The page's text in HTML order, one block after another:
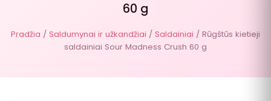
60 g
Pradžia / Saldumynai ir užkandžiai / Saldainiai / Rūgštūs kietieji
saldainiai Sour Madness Crush 60 g